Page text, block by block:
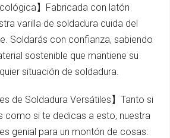
】Fabricada con latón
varilla de soldadura cuida del
Soldarás con confianza, sabiendo
sostenible que mantiene su
situación de soldadura.
de Soldadura Versátiles】Tanto si
como si te dedicas a esto, nuestra
genial para un montón de cosas: